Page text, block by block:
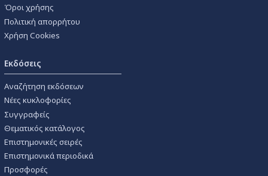
Όροι χρήσης
Πολιτική απορρήτου
Χρήση Cookies
Εκδόσεις
Αναζήτηση εκδόσεων
Νέες κυκλοφορίες
Συγγραφείς
Θεματικός κατάλογος
Επιστημονικές σειρές
Επιστημονικά περιοδικά
Προσφορές